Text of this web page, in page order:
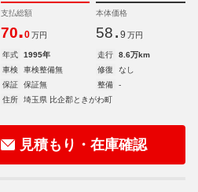
支払総額
70.0 万円
本体価格
58. 9 万円
年式 1995年 走行
8.6万km
車検
車検整備無 修復
なし
保証
保証無 整備
-
住所
埼玉県 比企郡ときがわ町
見積もり・在庫確認